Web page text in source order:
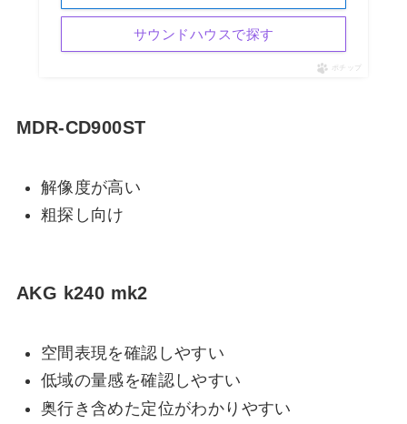
サウンドハウスで探す
ポチップ
MDR-CD900ST
解像度が高い
粗探し向け
AKG k240 mk2
空間表現を確認しやすい
低域の量感を確認しやすい
奥行き含めた定位がわかりやすい